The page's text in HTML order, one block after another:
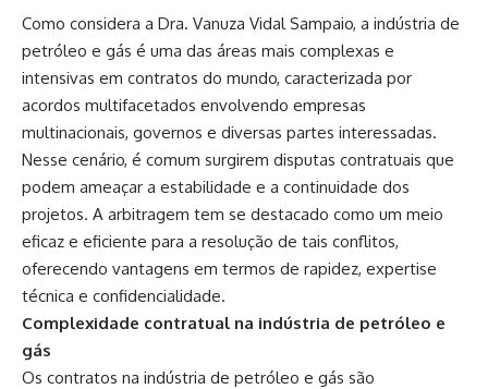
Como considera a Dra. Vanuza Vidal Sampaio, a indústria de
petróleo e gás é uma das áreas mais complexas e
intensivas em contratos do mundo, caracterizada por
acordos multifacetados envolvendo empresas
multinacionais, governos e diversas partes interessadas.
Nesse cenário, é comum surgirem disputas contratuais que
podem ameaçar a estabilidade e a continuidade dos
projetos. A arbitragem tem se destacado como um meio
eficaz e eficiente para a resolução de tais conflitos,
oferecendo vantagens em termos de rapidez, expertise
técnica e confidencialidade.
Complexidade contratual na indústria de petróleo e
gás
Os contratos na indústria de petróleo e gás são